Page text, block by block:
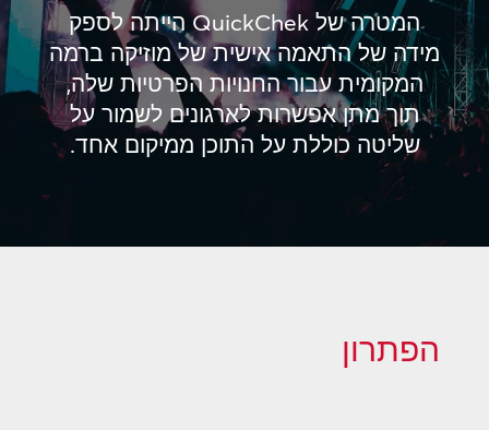
המטרה של QuickChek הייתה לספק
מידה של התאמה אישית של מוזיקה ברמה
המקומית עבור החנויות הפרטיות שלה,
תוך מתן אפשרות לארגונים לשמור על
שליטה כוללת על התוכן ממיקום אחד.
הפתרון